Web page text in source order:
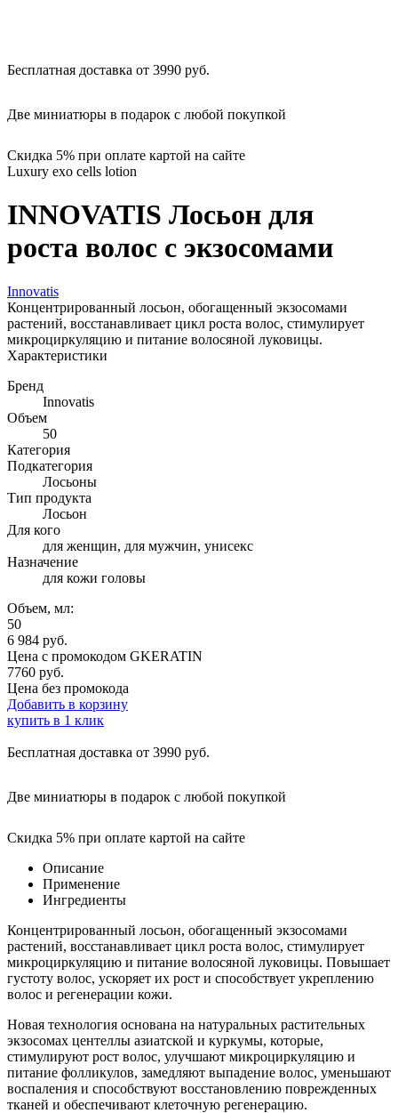
Бесплатная доставка от 3990 руб.
Две миниатюры в подарок с любой покупкой
Скидка 5% при оплате картой на сайте
Luxury exo cells lotion
INNOVATIS Лосьон для
роста волос с экзосомами
Innovatis
Концентрированный лосьон, обогащенный экзосомами
растений, восстанавливает цикл роста волос, стимулирует
микроциркуляцию и питание волосяной луковицы.
Характеристики
Бренд
Innovatis
Объем
50
Категория
Подкатегория
Лосьоны
Тип продукта
Лосьон
Для кого
для женщин, для мужчин, унисекс
Назначение
для кожи головы
Объем, мл:
50
6 984 руб.
Цена с промокодом GKERATIN
7760 руб.
Цена без промокода
Добавить в корзину
купить в 1 клик
Бесплатная доставка от 3990 руб.
Две миниатюры в подарок с любой покупкой
Скидка 5% при оплате картой на сайте
Описание
Применение
Ингредиенты
Концентрированный лосьон, обогащенный экзосомами
растений, восстанавливает цикл роста волос, стимулирует
микроциркуляцию и питание волосяной луковицы. Повышает
густоту волос, ускоряет их рост и способствует укреплению
волос и регенерации кожи.
Новая технология основана на натуральных растительных
экзосомах центеллы азиатской и куркумы, которые,
стимулируют рост волос, улучшают микроциркуляцию и
питание фолликулов, замедляют выпадение волос, уменьшают
воспаления и способствуют восстановлению поврежденных
тканей и обеспечивают клеточную регенерацию.